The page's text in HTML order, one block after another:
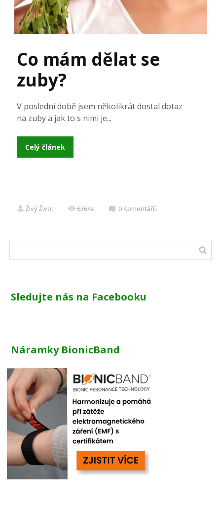
Co mám dělat se
zuby?
V poslední době jsem několikrát dostal dotaz
na zuby a jak to s nimi je...
Celý článek
Živý Život 6364x 0 Komentářů
Sledujte nás na Facebooku
Náramky BionicBand